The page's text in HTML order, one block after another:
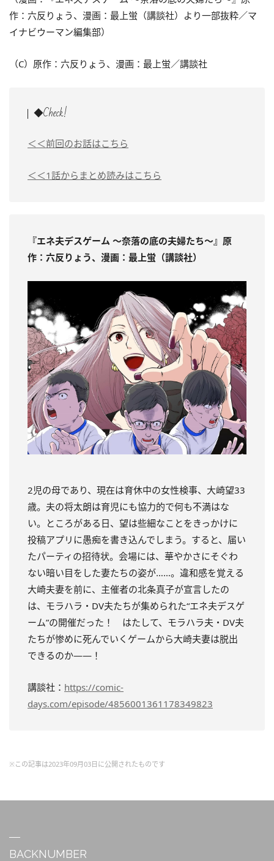
作：六反りょう、漫画：最上蛍（講談社）より一部抜粋／マ
イナビウーマン編集部）
（C）原作：六反りょう、漫画：最上蛍／講談社
◆Check!
＜＜前回のお話はこちら
＜＜1話からまとめ読みはこちら
『エネ夫デスゲーム ～奈落の底の夫婦たち～』原
作：六反りょう、漫画：最上蛍（講談社）
2児の母であり、現在は育休中の女性検事、大崎望33
歳。夫の将太朗は育児にも協力的で何も不満はな
い。ところがある日、望は些細なことをきっかけに
投稿アプリに愚痴を書き込んでしまう。すると、届い
たパーティの招待状。会場には、華やかさにそぐわ
ない暗い目をした妻たちの姿が……。違和感を覚える
大崎夫妻を前に、主催者の北条真子が宣言したの
は、モラハラ・DV夫たちが集められた“エネ夫デスゲ
ーム”の開催だった！ はたして、モラハラ夫・DV夫
たちが惨めに死んでいくゲームから大崎夫妻は脱出
できるのか――！
講談社： https://comic-
days.com/episode/4856001361178349823
※この記事は2023年09月03日に公開されたものです
BACKNUMBER